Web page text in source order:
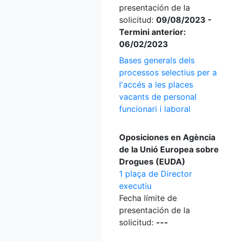
presentación de la
solicitud: 09/08/2023 -
Termini anterior:
06/02/2023
Bases generals dels
processos selectius per a
l'accés a les places
vacants de personal
funcionari i laboral
Oposiciones en Agència
de la Unió Europea sobre
Drogues (EUDA)
1 plaça de Director
executiu
Fecha límite de
presentación de la
solicitud: ---